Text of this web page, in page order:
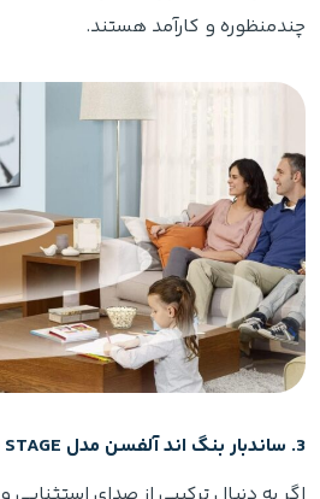
چندمنظوره و کارآمد هستند.
3. ساندبار بنگ اند آلفسن مدل BEOSOUND STAGE